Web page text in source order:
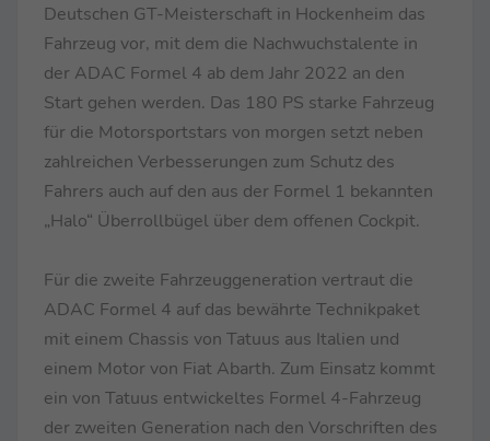
Deutschen GT-Meisterschaft in Hockenheim das
Fahrzeug vor, mit dem die Nachwuchstalente in
der ADAC Formel 4 ab dem Jahr 2022 an den
Start gehen werden. Das 180 PS starke Fahrzeug
für die Motorsportstars von morgen setzt neben
zahlreichen Verbesserungen zum Schutz des
Fahrers auch auf den aus der Formel 1 bekannten
„Halo“ Überrollbügel über dem offenen Cockpit.
Für die zweite Fahrzeuggeneration vertraut die
ADAC Formel 4 auf das bewährte Technikpaket
mit einem Chassis von Tatuus aus Italien und
einem Motor von Fiat Abarth. Zum Einsatz kommt
ein von Tatuus entwickeltes Formel 4-Fahrzeug
der zweiten Generation nach den Vorschriften des